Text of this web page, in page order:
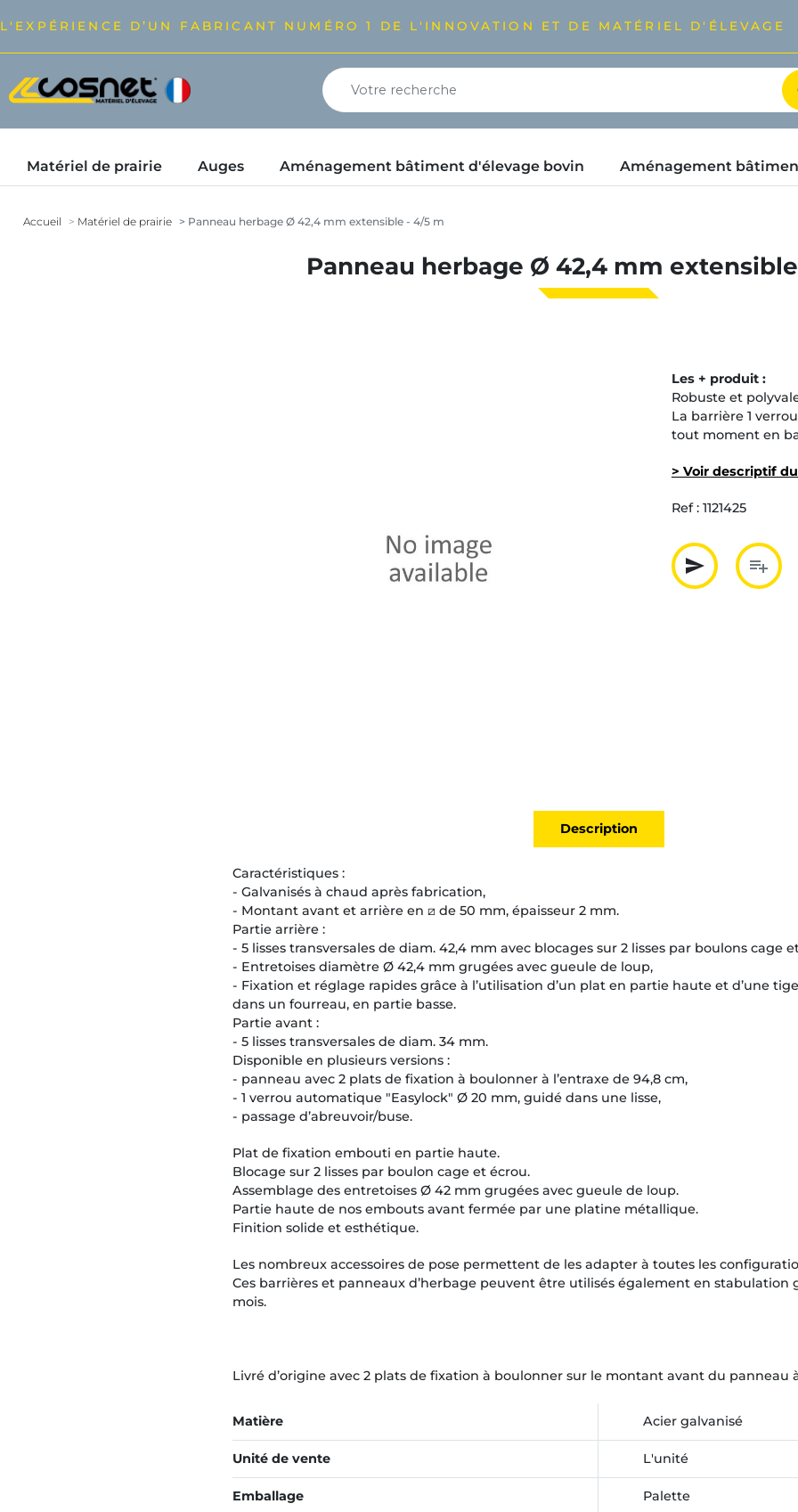
L'EXPÉRIENCE D’UN FABRICANT NUMÉRO 1 DE L'INNOVATION ET DE MATÉRIEL D'ÉLEVAGE
Matériel de prairie Auges Aménagement bâtiment d'élevage bovin Aménagement
Accueil Matériel de prairie Panneau herbage Ø 42,4 mm extensible - 4/5 m
Panneau herbage Ø 42,4 mm
Les + produit :
Robuste et
La barrière 1
tout moment en
> Voir descriptif
Ref : 1121425
send
Partager
playlist_add
Description
Caractéristiques :
- Galvanisés à chaud après fabrication,
- Montant avant et arrière en ⧄ de 50 mm, épaisseur 2 mm.
Partie arrière :
- 5 lisses transversales de diam. 42,4 mm avec blocages sur 2 lisses par boulons cage
- Entretoises diamètre Ø 42,4 mm grugées avec gueule de loup,
- Fixation et réglage rapides grâce à l’utilisation d’un plat en partie haute et d’une
dans un fourreau, en partie basse.
Partie avant :
- 5 lisses transversales de diam. 34 mm.
Disponible en plusieurs versions :
- panneau avec 2 plats de fixation à boulonner à l’entraxe de 94,8 cm,
- 1 verrou automatique "Easylock" Ø 20 mm, guidé dans une lisse,
- passage d’abreuvoir/buse.
Plat de fixation embouti en partie haute.
Blocage sur 2 lisses par boulon cage et écrou.
Assemblage des entretoises Ø 42 mm grugées avec gueule de loup.
Partie haute de nos embouts avant fermée par une platine métallique.
Finition solide et esthétique.
Les nombreux accessoires de pose permettent de les adapter à toutes les
Ces barrières et panneaux d’herbage peuvent être utilisés également en stabulation
mois.
Livré d’origine avec 2 plats de fixation à boulonner sur le montant avant du panneau
Matière Acier galvanisé
Unité de vente L'unité
Emballage Palette